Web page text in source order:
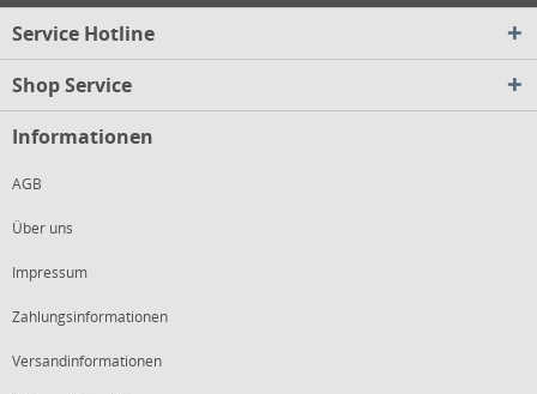
Service Hotline
Shop Service
Informationen
AGB
Über uns
Impressum
Zahlungsinformationen
Versandinformationen